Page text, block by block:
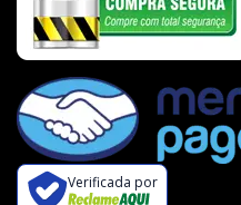
Verificada por